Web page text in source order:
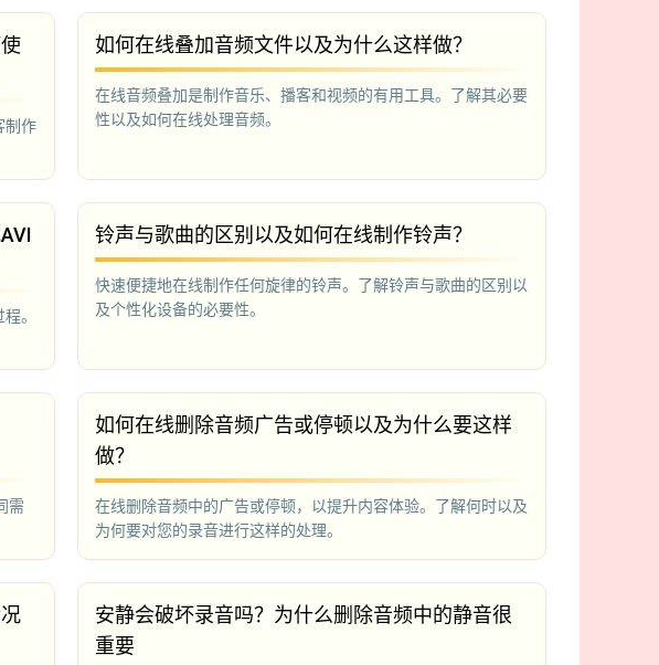
制作
如何在线叠加音频文件以及为什么这样做？
在线音频叠加是制作音乐、播客和视频的有用工具。了解其必要
性以及如何在线处理音频。
。
铃声与歌曲的区别以及如何在线制作铃声？
快速便捷地在线制作任何旋律的铃声。了解铃声与歌曲的区别以
及个性化设备的必要性。
需
如何在线删除音频广告或停顿以及为什么要这样
做？
在线删除音频中的广告或停顿，以提升内容体验。了解何时以及
为何要对您的录音进行这样的处理。
安静会破坏录音吗？为什么删除音频中的静音很
重要